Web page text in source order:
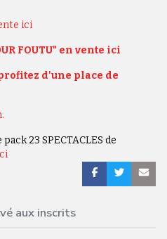
ici
FOUTU" en vente ici
d'une place de
23 SPECTACLES de
aux inscrits